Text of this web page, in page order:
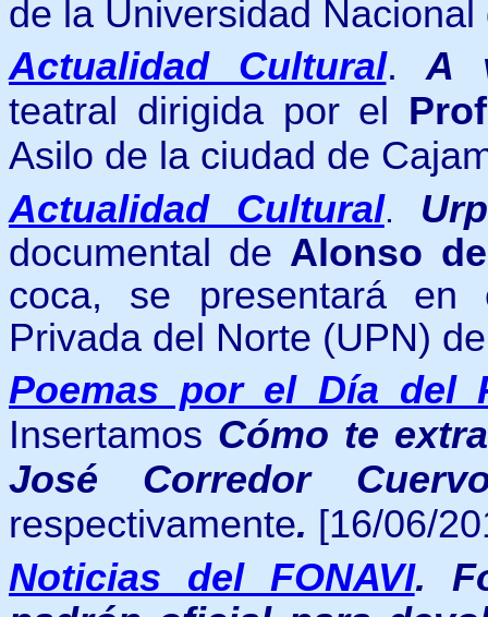
de la Universidad
Actualidad Cultural.A
teatral dirigida por el
Asilo de la ciudad de
Actualidad Cultural.
documental de Alonso
coca, se presentará en
Privada del Norte (UPN)
Poemas por el Día del
Insertamos Cómo te
José Corredor
respectivamente. [16/06/
Noticias del FONAVI.